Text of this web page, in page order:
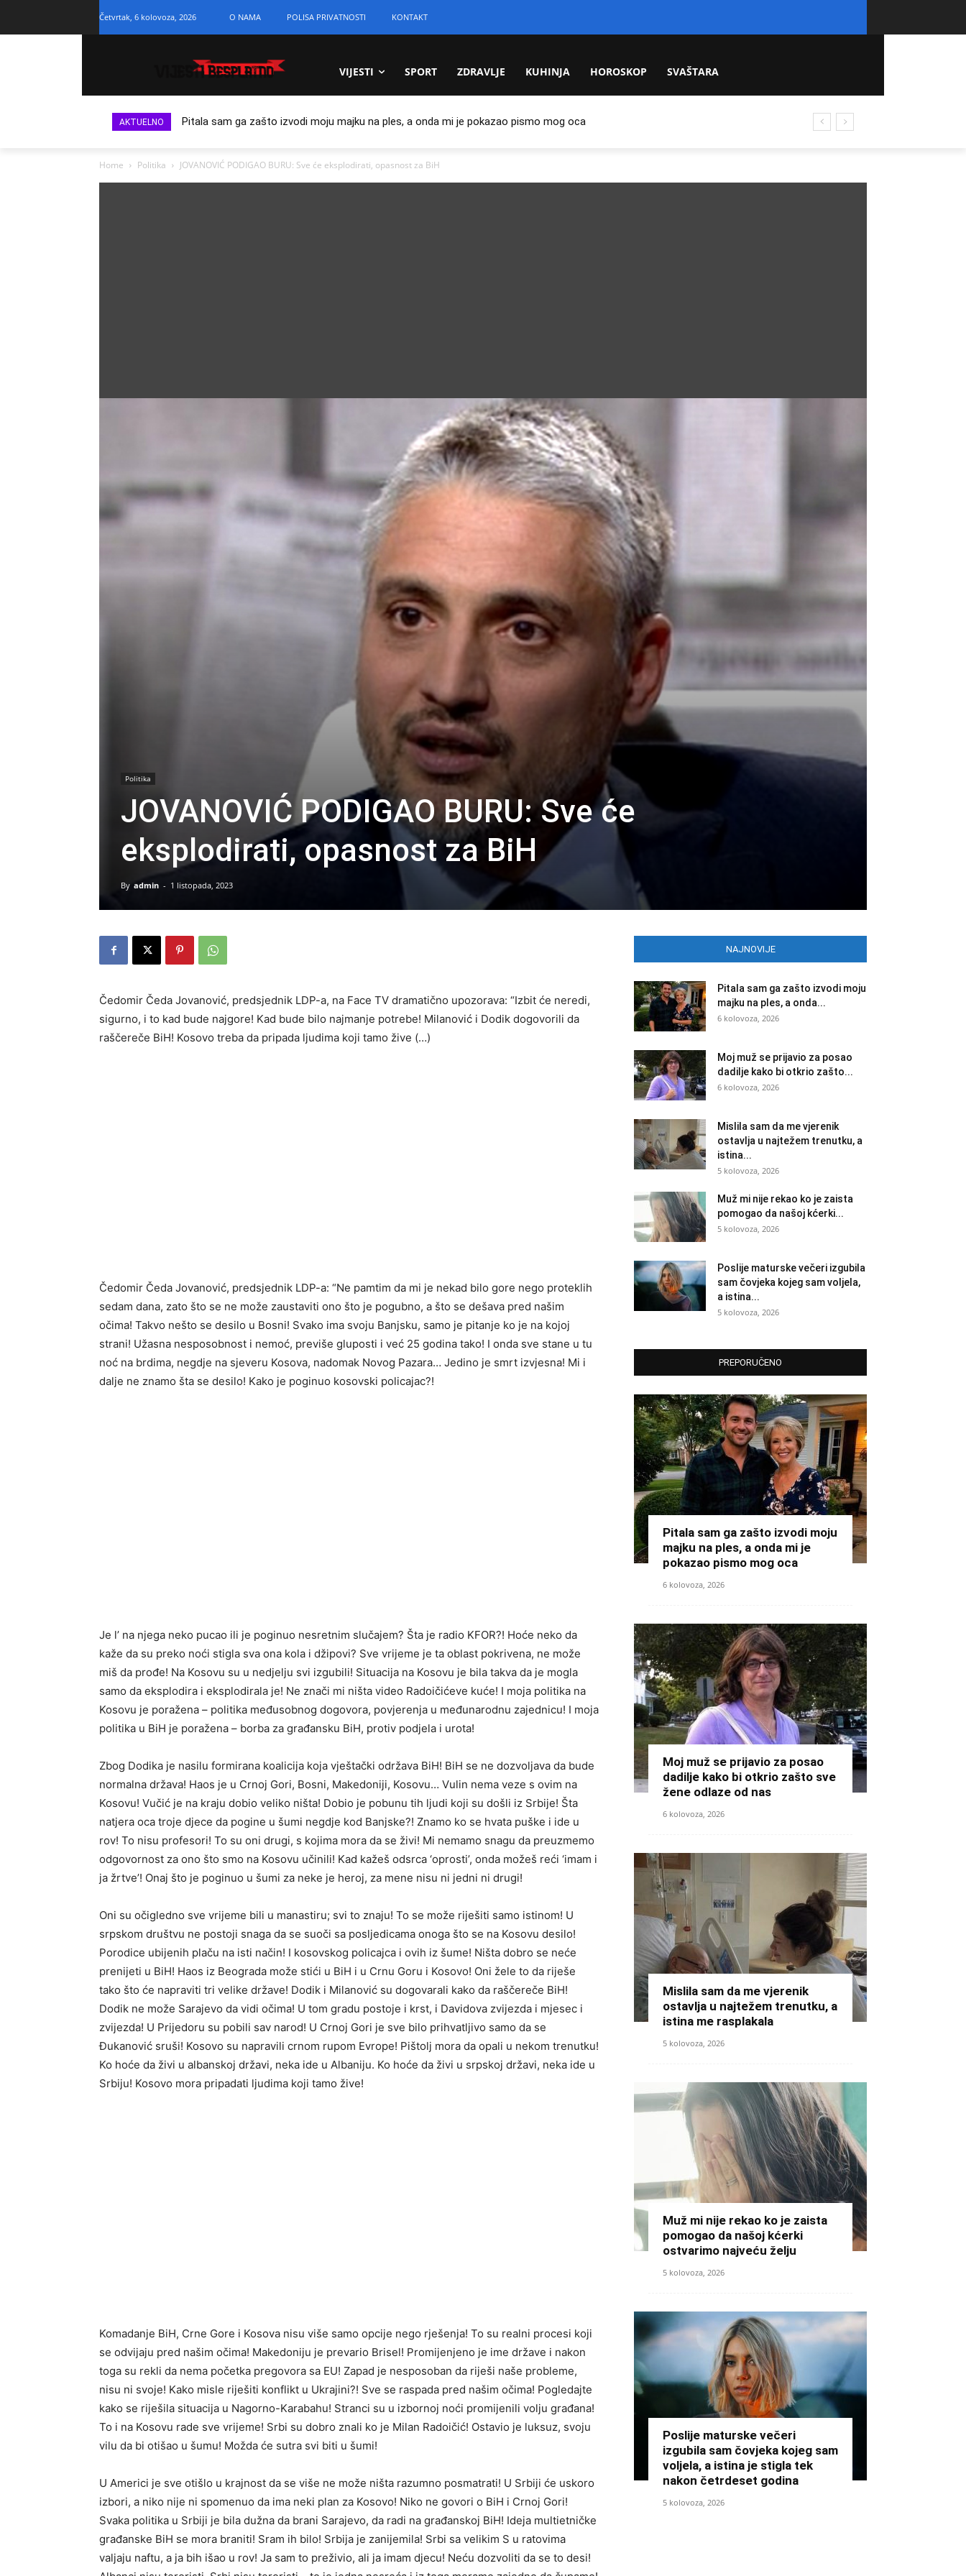
Četvrtak, 6 kolovoza, 2026 O NAMA POLISA PRIVATNOSTI KONTAKT
VIJESTI SPORT ZDRAVLJE KUHINJA HOROSKOP SVAŠTARA
AKTUELNO Pitala sam ga zašto izvodi moju majku na ples, a onda mi je pokazao pismo mog oca
Home Politika JOVANOVIĆ PODIGAO BURU: Sve će eksplodirati, opasnost za BiH
Politika
JOVANOVIĆ PODIGAO BURU: Sve će
eksplodirati, opasnost za BiH
By admin - 1 listopada, 2023
Čedomir Čeda Jovanović, predsjednik LDP-a, na Face TV dramatično upozorava: “Izbit će neredi,
sigurno, i to kad bude najgore! Kad bude bilo najmanje potrebe! Milanović i Dodik dogovorili da
raščereče BiH! Kosovo treba da pripada ljudima koji tamo žive (…)
Čedomir Čeda Jovanović, predsjednik LDP-a: “Ne pamtim da mi je nekad bilo gore nego proteklih
sedam dana, zato što se ne može zaustaviti ono što je pogubno, a što se dešava pred našim
očima! Takvo nešto se desilo u Bosni! Svako ima svoju Banjsku, samo je pitanje ko je na kojoj
strani! Užasna nesposobnost i nemoć, previše gluposti i već 25 godina tako! I onda sve stane u tu
noć na brdima, negdje na sjeveru Kosova, nadomak Novog Pazara… Jedino je smrt izvjesna! Mi i
dalje ne znamo šta se desilo! Kako je poginuo kosovski policajac?!
Je l’ na njega neko pucao ili je poginuo nesretnim slučajem? Šta je radio KFOR?! Hoće neko da
kaže da su preko noći stigla sva ona kola i džipovi? Sve vrijeme je ta oblast pokrivena, ne može
miš da prođe! Na Kosovu su u nedjelju svi izgubili! Situacija na Kosovu je bila takva da je mogla
samo da eksplodira i eksplodirala je! Ne znači mi ništa video Radoičićeve kuće! I moja politika na
Kosovu je poražena – politika međusobnog dogovora, povjerenja u međunarodnu zajednicu! I moja
politika u BiH je poražena – borba za građansku BiH, protiv podjela i urota!
Zbog Dodika je nasilu formirana koalicija koja vještački održava BiH! BiH se ne dozvoljava da bude
normalna država! Haos je u Crnoj Gori, Bosni, Makedoniji, Kosovu… Vulin nema veze s ovim na
Kosovu! Vučić je na kraju dobio veliko ništa! Dobio je pobunu tih ljudi koji su došli iz Srbije! Šta
natjera oca troje djece da pogine u šumi negdje kod Banjske?! Znamo ko se hvata puške i ide u
rov! To nisu profesori! To su oni drugi, s kojima mora da se živi! Mi nemamo snagu da preuzmemo
odgovornost za ono što smo na Kosovu učinili! Kad kažeš odsrca ‘oprosti’, onda možeš reći ‘imam i
ja žrtve’! Onaj što je poginuo u šumi za neke je heroj, za mene nisu ni jedni ni drugi!
Oni su očigledno sve vrijeme bili u manastiru; svi to znaju! To se može riješiti samo istinom! U
srpskom društvu ne postoji snaga da se suoči sa posljedicama onoga što se na Kosovu desilo!
Porodice ubijenih plaču na isti način! I kosovskog policajca i ovih iz šume! Ništa dobro se neće
prenijeti u BiH! Haos iz Beograda može stići u BiH i u Crnu Goru i Kosovo! Oni žele to da riješe
tako što će napraviti tri velike države! Dodik i Milanović su dogovarali kako da raščereče BiH!
Dodik ne može Sarajevo da vidi očima! U tom gradu postoje i krst, i Davidova zvijezda i mjesec i
zvijezda! U Prijedoru su pobili sav narod! U Crnoj Gori je sve bilo prihvatljivo samo da se
Đukanović sruši! Kosovo su napravili crnom rupom Evrope! Pištolj mora da opali u nekom trenutku!
Ko hoće da živi u albanskoj državi, neka ide u Albaniju. Ko hoće da živi u srpskoj državi, neka ide u
Srbiju! Kosovo mora pripadati ljudima koji tamo žive!
Komadanje BiH, Crne Gore i Kosova nisu više samo opcije nego rješenja! To su realni procesi koji
se odvijaju pred našim očima! Makedoniju je prevario Brisel! Promijenjeno je ime države i nakon
toga su rekli da nema početka pregovora sa EU! Zapad je nesposoban da riješi naše probleme,
nisu ni svoje! Kako misle riješiti konflikt u Ukrajini?! Sve se raspada pred našim očima! Pogledajte
kako se riješila situacija u Nagorno-Karabahu! Stranci su u izbornoj noći promijenili volju građana!
To i na Kosovu rade sve vrijeme! Srbi su dobro znali ko je Milan Radoičić! Ostavio je luksuz, svoju
vilu da bi otišao u šumu! Možda će sutra svi biti u šumi!
U Americi je sve otišlo u krajnost da se više ne može ništa razumno posmatrati! U Srbiji će uskoro
izbori, a niko nije ni spomenuo da ima neki plan za Kosovo! Niko ne govori o BiH i Crnoj Gori!
Svaka politika u Srbiji je bila dužna da brani Sarajevo, da radi na građanskoj BiH! Ideja multietničke
građanske BiH se mora braniti! Sram ih bilo! Srbija je zanijemila! Srbi sa velikim S u ratovima
valjaju naftu, a ja bih išao u rov! Ja sam to preživio, ali ja imam djecu! Neću dozvoliti da se to desi!
NAJNOVIJE
Pitala sam ga zašto izvodi moju
majku na ples, a onda...
6 kolovoza, 2026
Moj muž se prijavio za posao
dadilje kako bi otkrio zašto...
6 kolovoza, 2026
Mislila sam da me vjerenik
ostavlja u najtežem trenutku, a
istina...
5 kolovoza, 2026
Muž mi nije rekao ko je zaista
pomogao da našoj kćerki...
5 kolovoza, 2026
Poslije maturske večeri izgubila
sam čovjeka kojeg sam voljela,
a istina...
5 kolovoza, 2026
PREPORUČENO
Pitala sam ga zašto izvodi moju
majku na ples, a onda mi je
pokazao pismo mog oca
6 kolovoza, 2026
Moj muž se prijavio za posao
dadilje kako bi otkrio zašto sve
žene odlaze od nas
6 kolovoza, 2026
Mislila sam da me vjerenik
ostavlja u najtežem trenutku, a
istina me rasplakala
5 kolovoza, 2026
Muž mi nije rekao ko je zaista
pomogao da našoj kćerki
ostvarimo najveću želju
5 kolovoza, 2026
Poslije maturske večeri
izgubila sam čovjeka kojeg sam
voljela, a istina je stigla tek
nakon četrdeset godina
5 kolovoza, 2026